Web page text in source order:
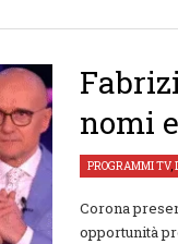
nomi
PROGRAMMI TV,
Corona
opportunità